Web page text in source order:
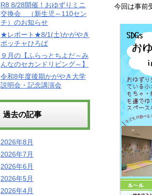
今回は事前
R8 8/28開催！おゆずりミニ
交換会 （新生児～110セン
チ）のお知らせ
★レポート★8/1(土)かがやき
ボッチャひろば
９月の【ふらっとちよだ～み
んなのセカンドリビング～】
令和8年度後期かがやき大学
説明会・記念講演会
過去の記事
2026年8月
2026年7月
2026年6月
2026年5月
2026年4月